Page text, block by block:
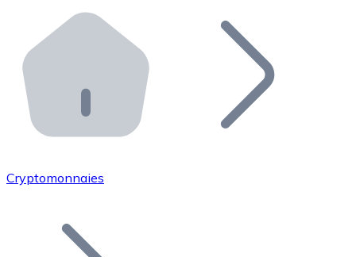
Distributeurs automatiques Bitnovo
Intégrez un ATM Bitnovo dans votre entreprise et
API Bitnovo
Intégrez notre API dans votre écosystème.
Rejoignez notre réseau de distributeurs et
Ajoutez le token de votre projet à notre service
Cryptomonnaies